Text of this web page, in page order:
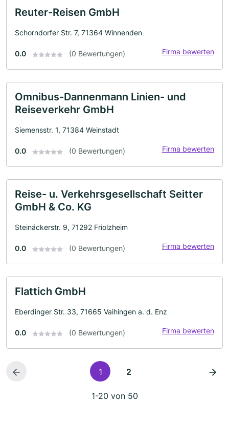
Reuter-Reisen GmbH
Schorndorfer Str. 7, 71364 Winnenden
0.0 (0 Bewertungen) Firma bewerten
Omnibus-Dannenmann Linien- und
Reiseverkehr GmbH
Siemensstr. 1, 71384 Weinstadt
0.0 (0 Bewertungen) Firma bewerten
Reise- u. Verkehrsgesellschaft Seitter
GmbH & Co. KG
Steinäckerstr. 9, 71292 Friolzheim
0.0 (0 Bewertungen) Firma bewerten
Flattich GmbH
Eberdinger Str. 33, 71665 Vaihingen a. d. Enz
0.0 (0 Bewertungen) Firma bewerten
1 2
1-20 von 50